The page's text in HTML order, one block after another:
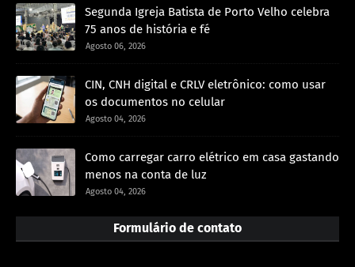
Segunda Igreja Batista de Porto Velho celebra
75 anos de história e fé
Agosto 06, 2026
CIN, CNH digital e CRLV eletrônico: como usar
os documentos no celular
Agosto 04, 2026
Como carregar carro elétrico em casa gastando
menos na conta de luz
Agosto 04, 2026
Formulário de contato